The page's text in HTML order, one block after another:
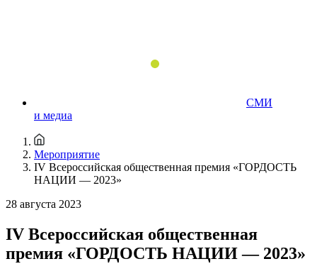
СМИ
и медиа
Мероприятие
IV Всероссийская общественная премия «ГОРДОСТЬ
НАЦИИ — 2023»
28 августа 2023
IV Всероссийская общественная
премия «ГОРДОСТЬ НАЦИИ — 2023»